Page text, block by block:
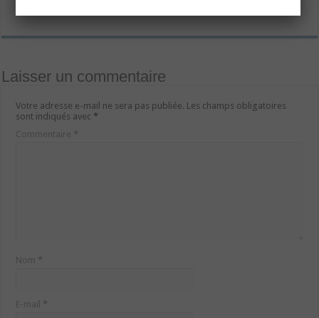
Laisser un commentaire
Votre adresse e-mail ne sera pas publiée. Les champs obligatoires
sont indiqués avec *
Commentaire *
Nom *
E-mail *